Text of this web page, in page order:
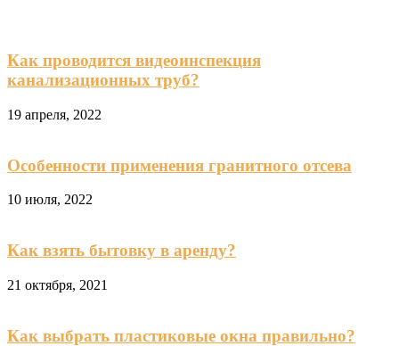
Как проводится видеоинспекция
канализационных труб?
19 апреля, 2022
Особенности применения гранитного отсева
10 июля, 2022
Как взять бытовку в аренду?
21 октября, 2021
Как выбрать пластиковые окна правильно?